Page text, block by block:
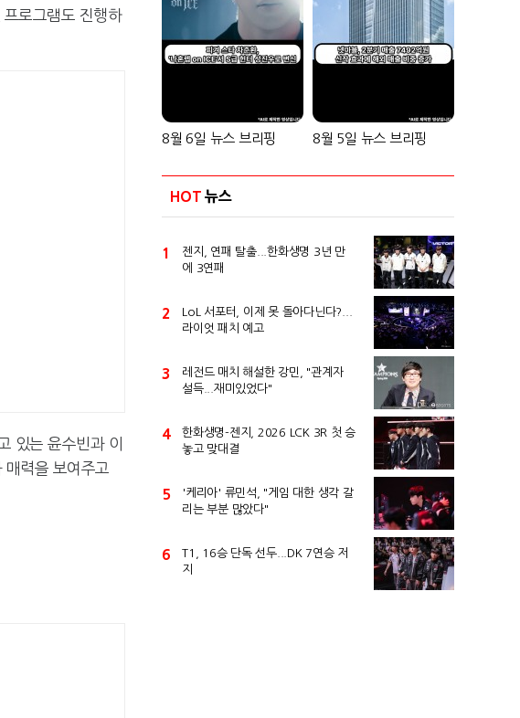
로그램도 진행하
있는 윤수빈과 이
력을 보여주고
8월 6일 뉴스 브리핑 8월 5일 뉴스 브리핑
HOT 뉴스
1
젠지, 연패 탈출...한화생명 3년 만
에 3연패
2
LoL 서포터, 이제 못 돌아다닌다?...
라이엇 패치 예고
3
레전드 매치 해설한 강민, "관계자
설득...재미있었다"
4
한화생명-젠지, 2026 LCK 3R 첫 승
놓고 맞대결
5
'케리아' 류민석, "게임 대한 생각 갈
리는 부분 많았다"
6
T1, 16승 단독 선두...DK 7연승 저
지